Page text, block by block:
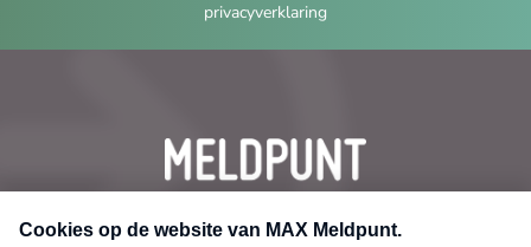
privacyverklaring